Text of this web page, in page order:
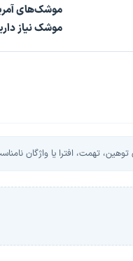
موشک‌های
موشک نیاز
تهمت، افترا یا واژگان